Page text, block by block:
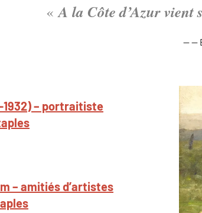
«A la Côte d’Azur vient
—
1932) – portraitiste
– amitiés d’artistes